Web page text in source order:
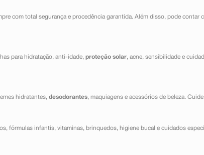
com total segurança e procedência garantida. Além disso, pode
para hidratação, anti-idade, proteção solar, acne, sensibilidade e
hidratantes, desodorantes, maquiagens e acessórios de beleza.
fórmulas infantis, vitaminas, brinquedos, higiene bucal e cuidados